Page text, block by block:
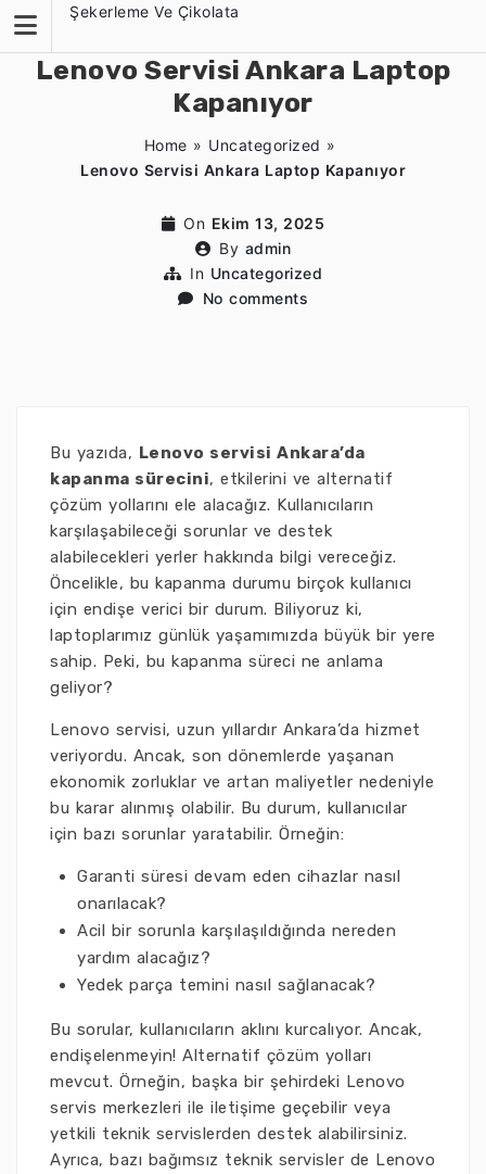
content
Şekerleme Ve Çikolata
Lenovo Servisi Ankara Laptop
Kapanıyor
Home » Uncategorized »
Lenovo Servisi Ankara Laptop Kapanıyor
On Ekim 13, 2025
By admin
In Uncategorized
No comments
Bu yazıda, Lenovo servisi Ankara’da
kapanma sürecini, etkilerini ve alternatif
çözüm yollarını ele alacağız. Kullanıcıların
karşılaşabileceği sorunlar ve destek
alabilecekleri yerler hakkında bilgi vereceğiz.
Öncelikle, bu kapanma durumu birçok kullanıcı
için endişe verici bir durum. Biliyoruz ki,
laptoplarımız günlük yaşamımızda büyük bir yere
sahip. Peki, bu kapanma süreci ne anlama
geliyor?
Lenovo servisi, uzun yıllardır Ankara’da hizmet
veriyordu. Ancak, son dönemlerde yaşanan
ekonomik zorluklar ve artan maliyetler nedeniyle
bu karar alınmış olabilir. Bu durum, kullanıcılar
için bazı sorunlar yaratabilir. Örneğin:
Garanti süresi devam eden cihazlar nasıl
onarılacak?
Acil bir sorunla karşılaşıldığında nereden
yardım alacağız?
Yedek parça temini nasıl sağlanacak?
Bu sorular, kullanıcıların aklını kurcalıyor. Ancak,
endişelenmeyin! Alternatif çözüm yolları
mevcut. Örneğin, başka bir şehirdeki Lenovo
servis merkezleri ile iletişime geçebilir veya
yetkili teknik servislerden destek alabilirsiniz.
Ayrıca, bazı bağımsız teknik servisler de Lenovo